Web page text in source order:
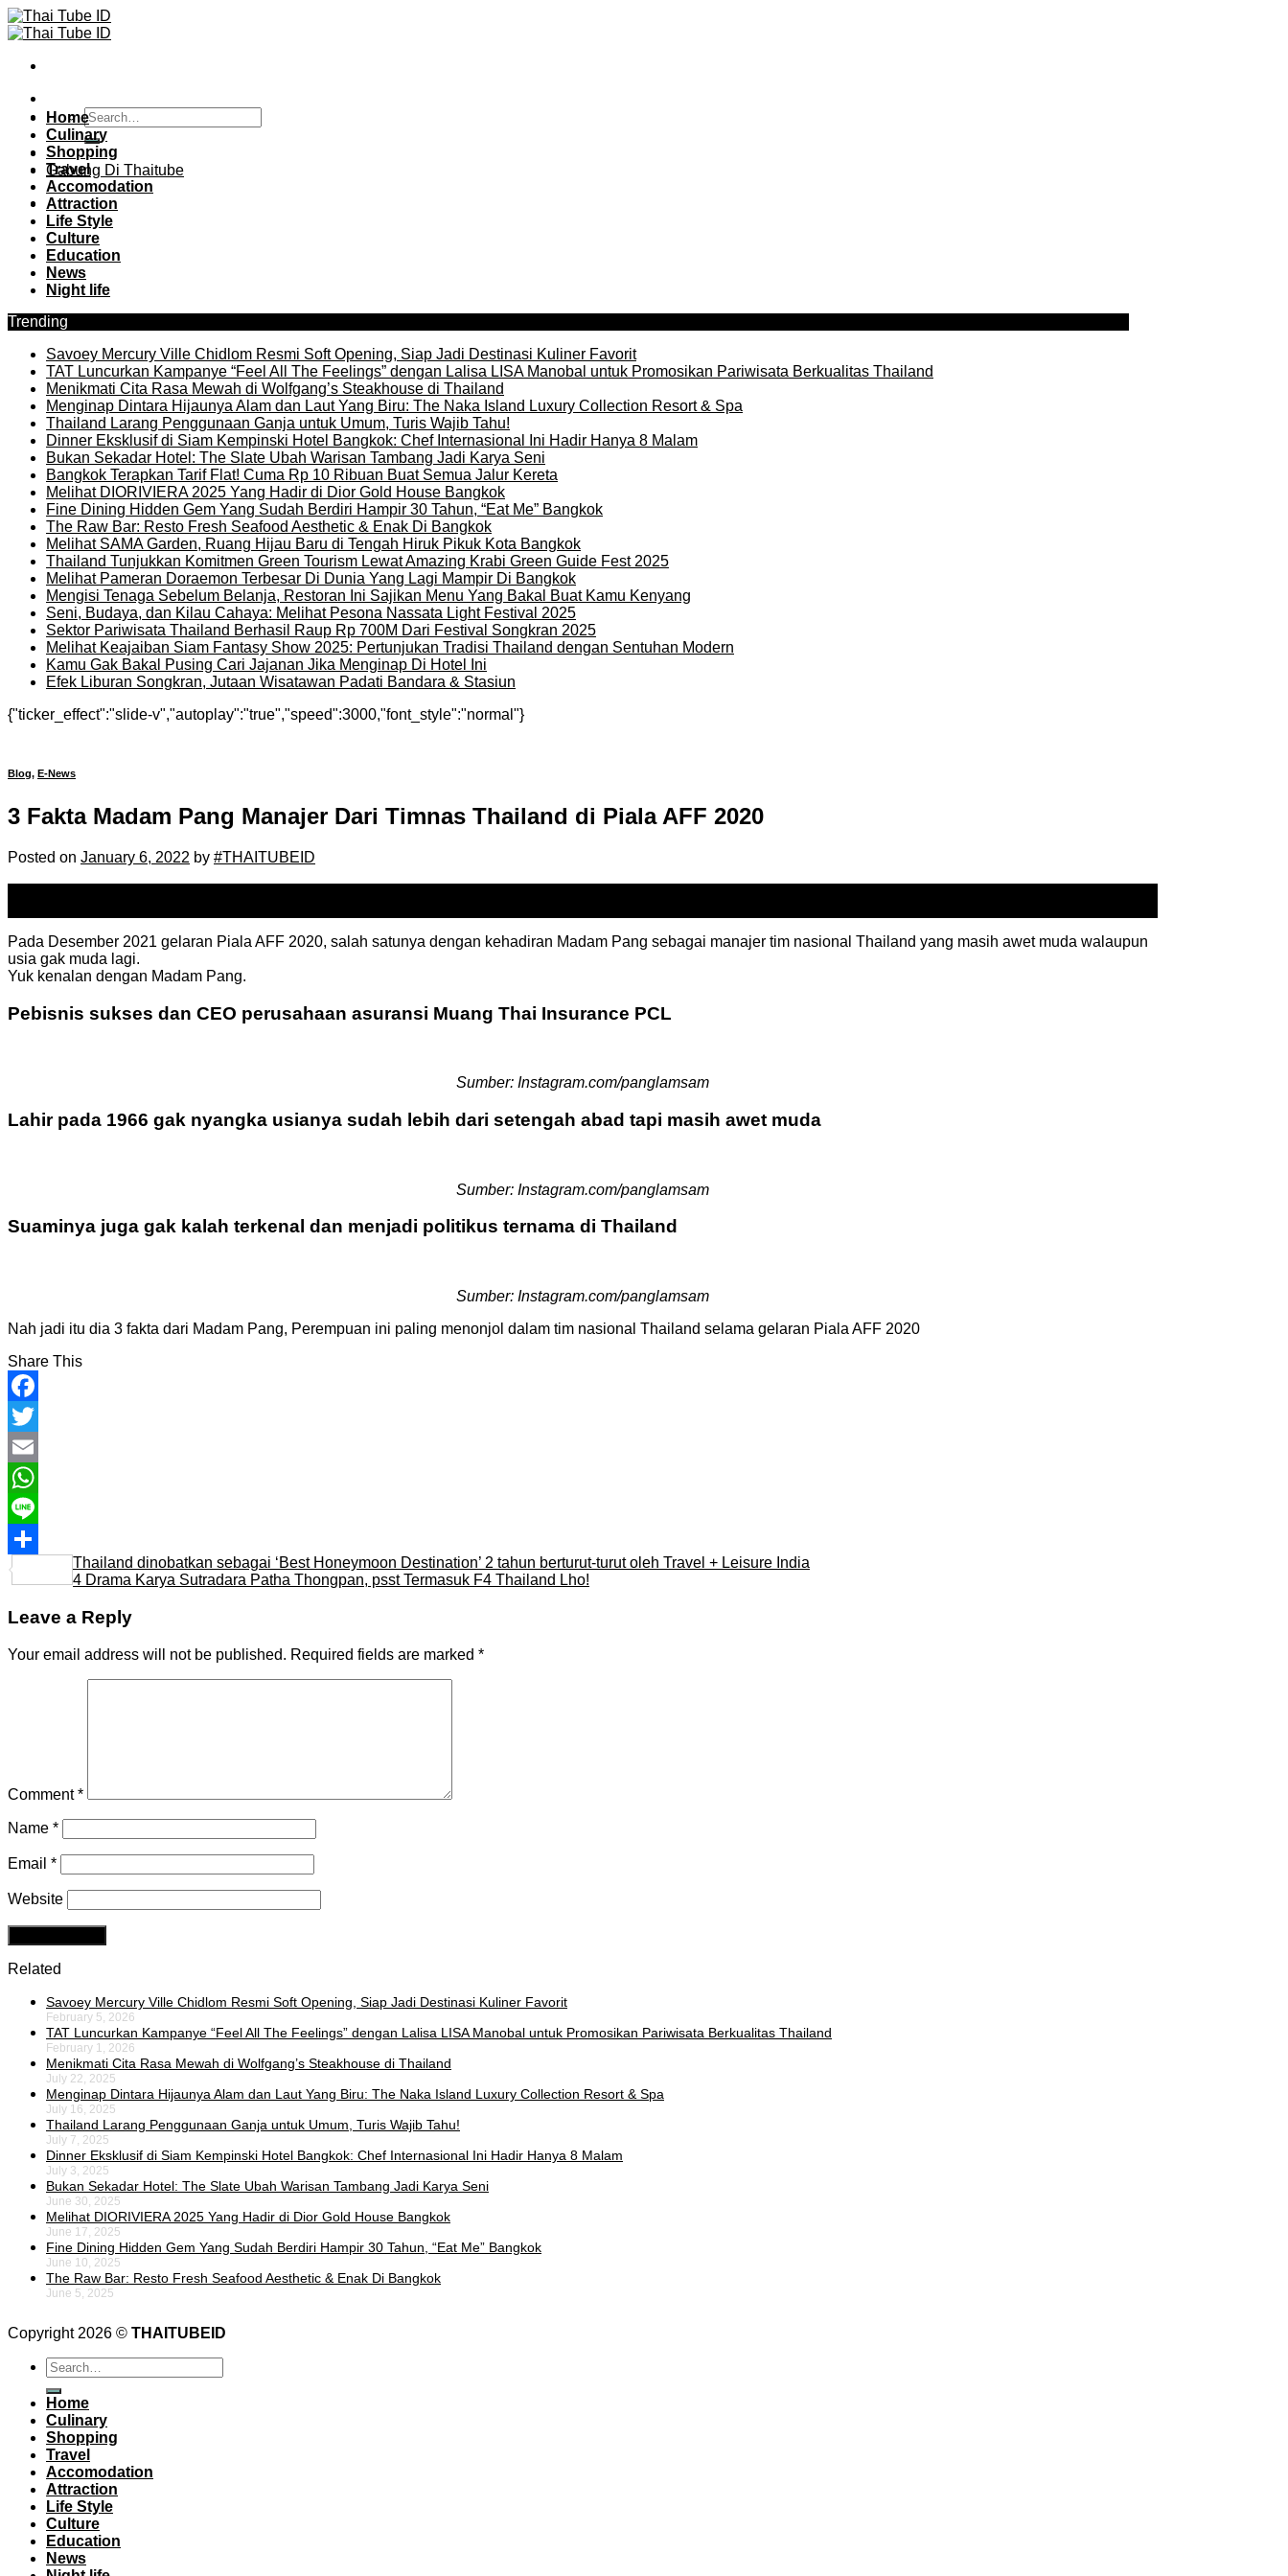
Skip
to
Gabung Di Thaitube
Home
Culinary
Shopping
Travel
Accomodation
Attraction
Life Style
Culture
Education
News
Night life
Trending
Savoey Mercury Ville Chidlom Resmi Soft Opening, Siap Jadi Destinasi Kuliner Favorit
TAT Luncurkan Kampanye “Feel All The Feelings” dengan Lalisa LISA Manobal untuk Promosikan Pariwisata Berkualitas Thailand
Menikmati Cita Rasa Mewah di Wolfgang’s Steakhouse di Thailand
Menginap Dintara Hijaunya Alam dan Laut Yang Biru: The Naka Island Luxury Collection Resort & Spa
Thailand Larang Penggunaan Ganja untuk Umum, Turis Wajib Tahu!
Dinner Eksklusif di Siam Kempinski Hotel Bangkok: Chef Internasional Ini Hadir Hanya 8 Malam
Bukan Sekadar Hotel: The Slate Ubah Warisan Tambang Jadi Karya Seni
Bangkok Terapkan Tarif Flat! Cuma Rp 10 Ribuan Buat Semua Jalur Kereta
Melihat DIORIVIERA 2025 Yang Hadir di Dior Gold House Bangkok
Fine Dining Hidden Gem Yang Sudah Berdiri Hampir 30 Tahun, “Eat Me” Bangkok
The Raw Bar: Resto Fresh Seafood Aesthetic & Enak Di Bangkok
Melihat SAMA Garden, Ruang Hijau Baru di Tengah Hiruk Pikuk Kota Bangkok
Thailand Tunjukkan Komitmen Green Tourism Lewat Amazing Krabi Green Guide Fest 2025
Melihat Pameran Doraemon Terbesar Di Dunia Yang Lagi Mampir Di Bangkok
Mengisi Tenaga Sebelum Belanja, Restoran Ini Sajikan Menu Yang Bakal Buat Kamu Kenyang
Seni, Budaya, dan Kilau Cahaya: Melihat Pesona Nassata Light Festival 2025
Sektor Pariwisata Thailand Berhasil Raup Rp 700M Dari Festival Songkran 2025
Melihat Keajaiban Siam Fantasy Show 2025: Pertunjukan Tradisi Thailand dengan Sentuhan Modern
Kamu Gak Bakal Pusing Cari Jajanan Jika Menginap Di Hotel Ini
Efek Liburan Songkran, Jutaan Wisatawan Padati Bandara & Stasiun
{"ticker_effect":"slide-v","autoplay":"true","speed":3000,"font_style":"normal"}
Blog, E-News
3 Fakta Madam Pang Manajer Dari Timnas Thailand di Piala AFF 2020
Posted on January 6, 2022 by #THAITUBEID
Pada Desember 2021 gelaran Piala AFF 2020, salah satunya dengan kehadiran Madam Pang sebagai manajer tim nasional Thailand yang masih awet muda walaupun
usia gak muda lagi.
Yuk kenalan dengan Madam Pang.
Pebisnis sukses dan CEO perusahaan asuransi Muang Thai Insurance PCL
Sumber: Instagram.com/panglamsam
Lahir pada 1966 gak nyangka usianya sudah lebih dari setengah abad tapi masih awet muda
Sumber: Instagram.com/panglamsam
Suaminya juga gak kalah terkenal dan menjadi politikus ternama di Thailand
Sumber: Instagram.com/panglamsam
Nah jadi itu dia 3 fakta dari Madam Pang, Perempuan ini paling menonjol dalam tim nasional Thailand selama gelaran Piala AFF 2020
Share This
Facebook
Twitter
Email
WhatsApp
Line
Share
Thailand dinobatkan sebagai ‘Best Honeymoon Destination’ 2 tahun berturut-turut oleh Travel + Leisure India
4 Drama Karya Sutradara Patha Thongpan, psst Termasuk F4 Thailand Lho!
Leave a Reply
Your email address will not be published. Required fields are marked *
Comment*
Name *
Email *
Website
Related
Savoey Mercury Ville Chidlom Resmi Soft Opening, Siap Jadi Destinasi Kuliner Favorit
February 5, 2026
TAT Luncurkan Kampanye “Feel All The Feelings” dengan Lalisa LISA Manobal untuk Promosikan Pariwisata Berkualitas Thailand
February 1, 2026
Menikmati Cita Rasa Mewah di Wolfgang’s Steakhouse di Thailand
July 22, 2025
Menginap Dintara Hijaunya Alam dan Laut Yang Biru: The Naka Island Luxury Collection Resort & Spa
July 16, 2025
Thailand Larang Penggunaan Ganja untuk Umum, Turis Wajib Tahu!
July 7, 2025
Dinner Eksklusif di Siam Kempinski Hotel Bangkok: Chef Internasional Ini Hadir Hanya 8 Malam
July 3, 2025
Bukan Sekadar Hotel: The Slate Ubah Warisan Tambang Jadi Karya Seni
June 30, 2025
Melihat DIORIVIERA 2025 Yang Hadir di Dior Gold House Bangkok
June 17, 2025
Fine Dining Hidden Gem Yang Sudah Berdiri Hampir 30 Tahun, “Eat Me” Bangkok
June 10, 2025
The Raw Bar: Resto Fresh Seafood Aesthetic & Enak Di Bangkok
June 5, 2025
Copyright 2026 © THAITUBEID
Home
Culinary
Shopping
Travel
Accomodation
Attraction
Life Style
Culture
Education
News